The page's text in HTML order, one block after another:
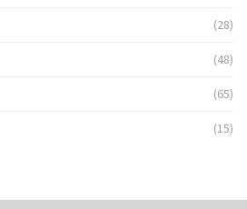
(28)
(48)
(65)
(15)